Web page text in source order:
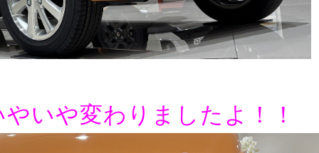
いや変わりましたよ！！